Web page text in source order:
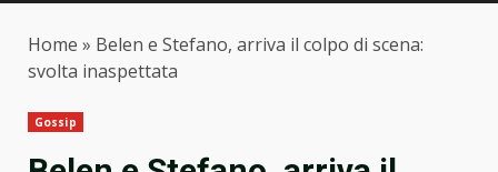
Home » Belen e Stefano, arriva il colpo di scena:
svolta inaspettata
Gossip